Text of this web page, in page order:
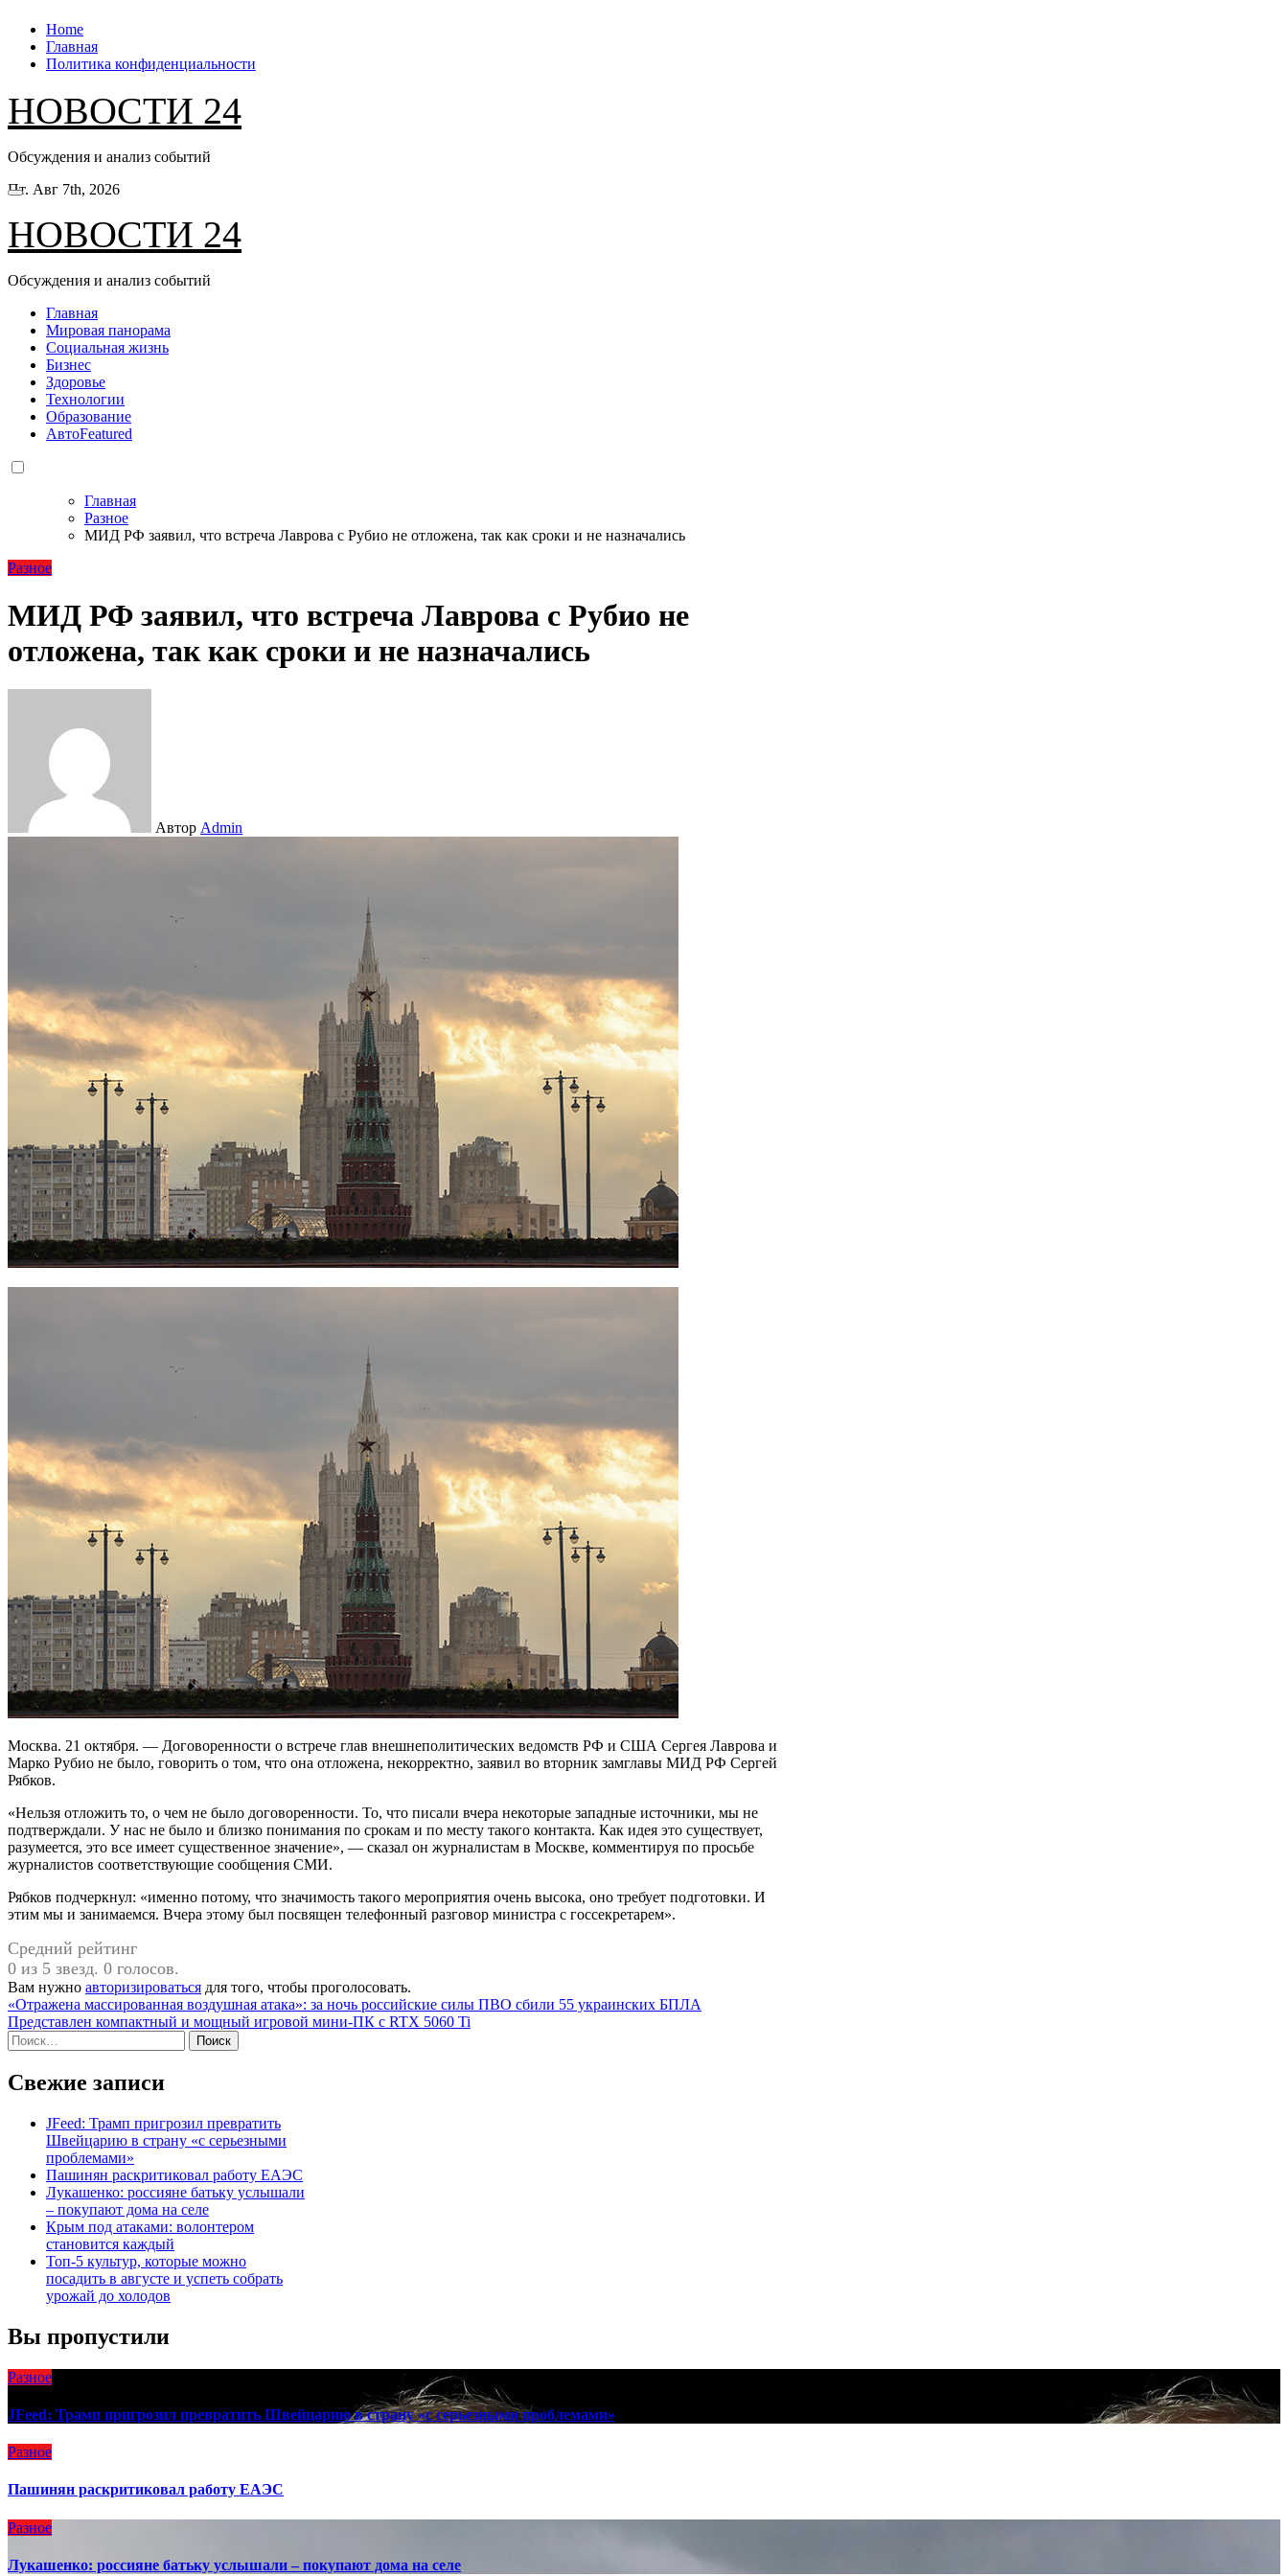
Перейти
содержанию
Home
Главная
Политика конфиденциальности
НОВОСТИ 24
Обсуждения и анализ событий
Пт. Авг 7th, 2026
НОВОСТИ 24
Обсуждения и анализ событий
Главная
Мировая панорама
Социальная жизнь
Бизнес
Здоровье
Технологии
Образование
АвтоFeatured
Главная
Разное
МИД РФ заявил, что встреча Лаврова с Рубио не отложена, так как сроки и не назначались
Разное
МИД РФ заявил, что встреча Лаврова с Рубио не
отложена, так как сроки и не назначались
Автор Admin
Москва. 21 октября. — Договоренности о встрече глав внешнеполитических ведомств РФ и США Сергея Лаврова и
Марко Рубио не было, говорить о том, что она отложена, некорректно, заявил во вторник замглавы МИД РФ Сергей
Рябков.
«Нельзя отложить то, о чем не было договоренности. То, что писали вчера некоторые западные источники, мы не
подтверждали. У нас не было и близко понимания по срокам и по месту такого контакта. Как идея это существует,
разумеется, это все имеет существенное значение», — сказал он журналистам в Москве, комментируя по просьбе
журналистов соответствующие сообщения СМИ.
Рябков подчеркнул: «именно потому, что значимость такого мероприятия очень высока, оно требует подготовки. И
этим мы и занимаемся. Вчера этому был посвящен телефонный разговор министра с госсекретарем».
Средний рейтинг
0 из 5 звезд. 0 голосов.
Вам нужно авторизироваться для того, чтобы проголосовать.
Навигация
по
записям
«Отражена массированная воздушная атака»: за ночь российские силы ПВО сбили 55 украинских БПЛА
Представлен компактный и мощный игровой мини-ПК с RTX 5060 Ti
Найти:
Свежие записи
JFeed: Трамп пригрозил превратить
Швейцарию в страну «с серьезными
проблемами»
Пашинян раскритиковал работу ЕАЭС
Лукашенко: россияне батьку услышали
– покупают дома на селе
Крым под атаками: волонтером
становится каждый
Топ-5 культур, которые можно
посадить в августе и успеть собрать
урожай до холодов
Вы пропустили
Разное
JFeed: Трамп пригрозил превратить Швейцарию в страну «с серьезными проблемами»
Разное
Пашинян раскритиковал работу ЕАЭС
Разное
Лукашенко: россияне батьку услышали – покупают дома на селе